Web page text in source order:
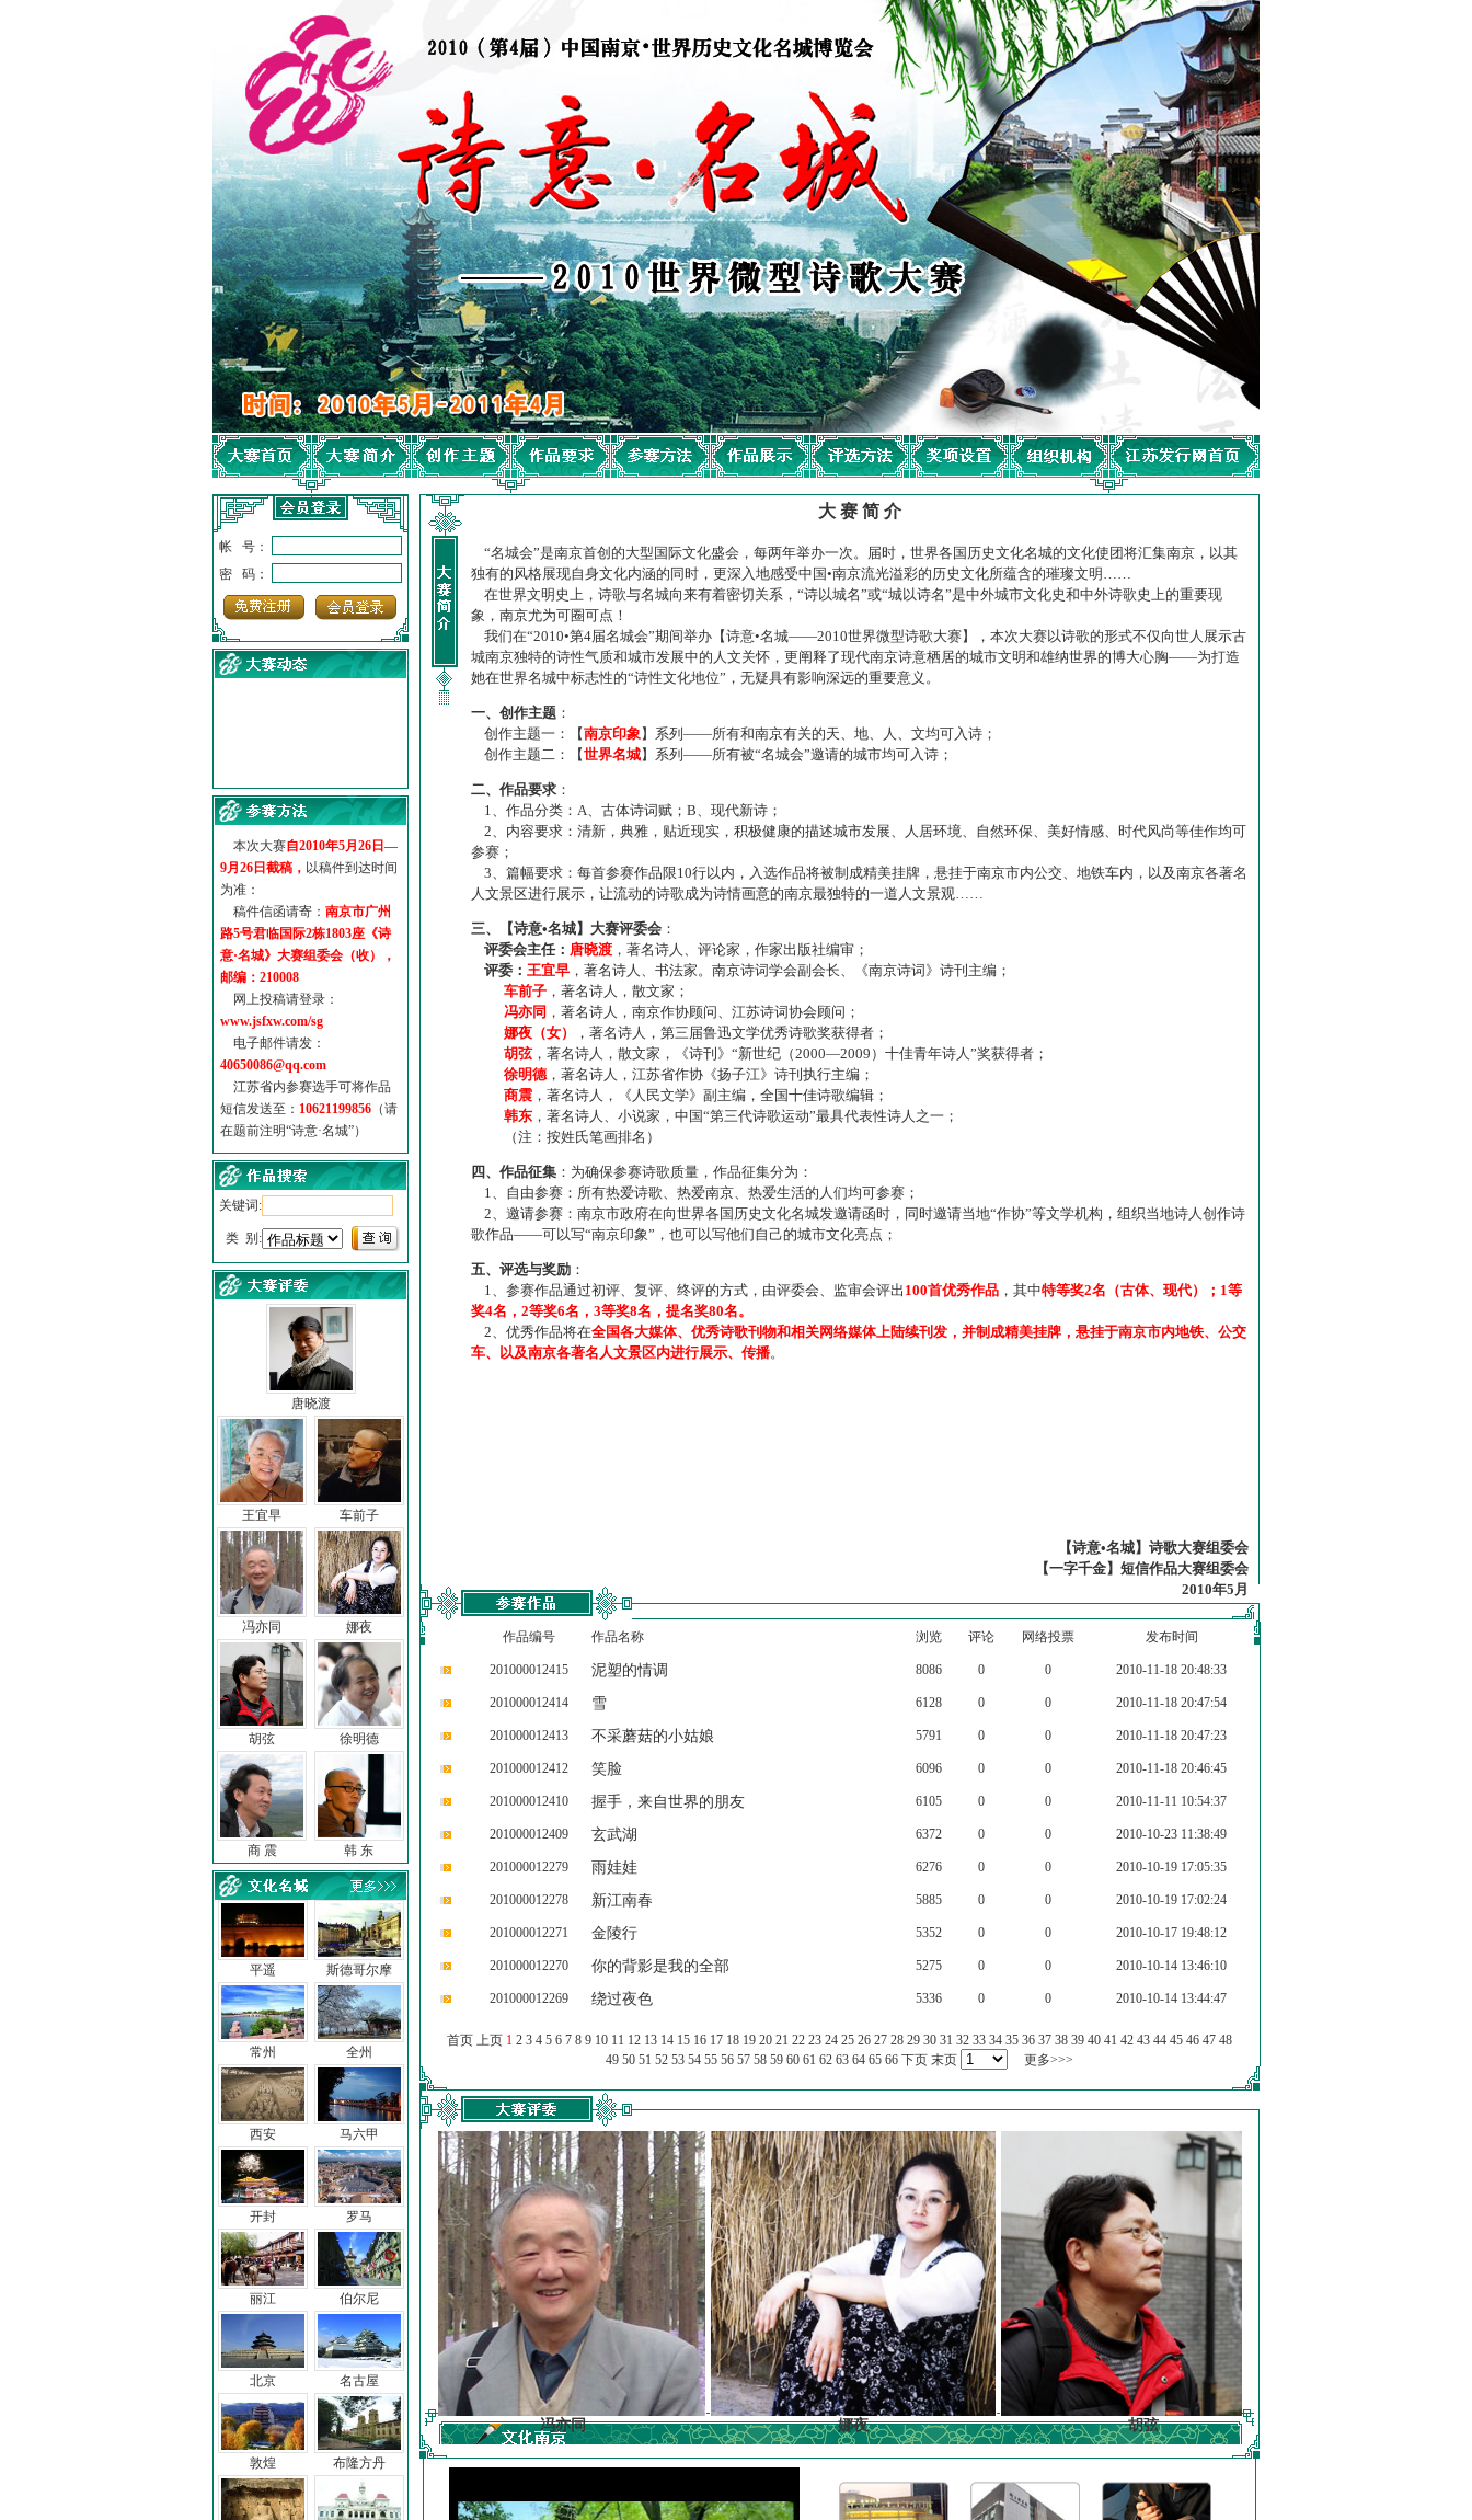
帐 号：
密 码：
诗意名城·地铁时间
·地铁完美呈现【诗意·名城...
参赛作品多达5000多首
“诗意·名城”晒诗会
特别通知--致广大诗词爱好...
本次大赛自2010年5月26日—
9月26日截稿， 以稿件到达时间
为准：
稿件信函请寄： 南京市广州
路5号君临国际2栋1803座《诗
意·名城》大赛组委会（收），
邮编：210008
网上投稿请登录：
www.jsfxw.com/sg
电子邮件请发：
40650086@qq.com
江苏省内参赛选手可将作品
短信发送至： 10621199856 （请
在题前注明“诗意·名城”）
关键词:
类 别:
唐晓渡
王宜早 车前子
冯亦同 娜夜
胡弦 徐明德
商 震 韩 东
平遥
常州
西安
开封
丽江
北京
敦煌
斯德哥尔摩
全州
马六甲
罗马
伯尔尼
名古屋
布隆方丹
大 赛 简 介
“名城会”是南京首创的大型国际文化盛会，每两年举办一次。届时，世界各国历史文化名城的文化使团将汇集南京，以其
独有的风格展现自身文化内涵的同时，更深入地感受中国•南京流光溢彩的历史文化所蕴含的璀璨文明……
在世界文明史上，诗歌与名城向来有着密切关系，“诗以城名”或“城以诗名”是中外城市文化史和中外诗歌史上的重要现
象，南京尤为可圈可点！
我们在“2010•第4届名城会”期间举办【诗意•名城——2010世界微型诗歌大赛】，本次大赛以诗歌的形式不仅向世人展示古
城南京独特的诗性气质和城市发展中的人文关怀，更阐释了现代南京诗意栖居的城市文明和雄纳世界的博大心胸——为打造
她在世界名城中标志性的“诗性文化地位”，无疑具有影响深远的重要意义。
一、创作主题 ：
创作主题一：【南京印象】系列——所有和南京有关的天、地、人、文均可入诗；
创作主题二：【世界名城】系列——所有被“名城会”邀请的城市均可入诗；
二、作品要求 ：
1、作品分类：A、古体诗词赋；B、现代新诗；
2、内容要求：清新，典雅，贴近现实，积极健康的描述城市发展、人居环境、自然环保、美好情感、时代风尚等佳作均可
参赛；
3、篇幅要求：每首参赛作品限10行以内，入选作品将被制成精美挂牌，悬挂于南京市内公交、地铁车内，以及南京各著名
人文景区进行展示，让流动的诗歌成为诗情画意的南京最独特的一道人文景观……
三、【诗意•名城】大赛评委会 ：
评委会主任： 唐晓渡 ，著名诗人、评论家，作家出版社编审；
评委： 王宜早 ，著名诗人、书法家。南京诗词学会副会长、《南京诗词》诗刊主编；
车前子 ，著名诗人，散文家；
冯亦同 ，著名诗人，南京作协顾问、江苏诗词协会顾问；
娜夜（女）
，著名诗人，第三届鲁迅文学优秀诗歌奖获得者；
胡弦，著名诗人，散文家，《诗刊》“新世纪（2000—2009）十佳青年诗人”奖获得者；
徐明德，著名诗人，江苏省作协《扬子江》诗刊执行主编；
商震 ，著名诗人，《人民文学》副主编，全国十佳诗歌编辑；
韩东 ，著名诗人、小说家，中国“第三代诗歌运动”最具代表性诗人之一；
（注：按姓氏笔画排名）
四、作品征集 ：为确保参赛诗歌质量，作品征集分为：
1、自由参赛：所有热爱诗歌、热爱南京、热爱生活的人们均可参赛；
2、邀请参赛：南京市政府在向世界各国历史文化名城发邀请函时，同时邀请当地“作协”等文学机构，组织当地诗人创作诗
歌作品——可以写“南京印象”，也可以写他们自己的城市文化亮点；
五、评选与奖励 ：
1、参赛作品通过初评、复评、终评的方式，由评委会、监审会评出 100首优秀作品 ，其中特等奖2名（古体、现代）；1等
奖4名，2等奖6名，3等奖8名，提名奖80名。
2、优秀作品将在全国各大媒体、优秀诗歌刊物和相关网络媒体上陆续刊发，并制成精美挂牌，悬挂于南京市内地铁、公交
车、以及南京各著名人文景区内进行展示、传播。
【诗意•名城】诗歌大赛组委会
【一字千金】短信作品大赛组委会
2010年5月
作品编号 作品名称 浏览 评论 网络投票 发布时间
201000012415 泥塑的情调 8086 0 0 2010-11-18 20:48:33
201000012414 雪 6128 0 0 2010-11-18 20:47:54
201000012413 不采蘑菇的小姑娘 5791 0 0 2010-11-18 20:47:23
201000012412 笑脸 6096 0 0 2010-11-18 20:46:45
201000012410 握手，来自世界的朋友 6105 0 0 2010-11-11 10:54:37
201000012409 玄武湖 6372 0 0 2010-10-23 11:38:49
201000012279 雨娃娃 6276 0 0 2010-10-19 17:05:35
201000012278 新江南春 5885 0 0 2010-10-19 17:02:24
201000012271 金陵行 5352 0 0 2010-10-17 19:48:12
201000012270 你的背影是我的全部 5275 0 0 2010-10-14 13:46:10
201000012269 绕过夜色 5336 0 0 2010-10-14 13:44:47
首页 上页 1 2 3 4 5 6 7 8 9 10 11 12 13 14 15 16 17 18 19 20 21 22 23 24 25 26 27 28 29 30 31 32 33 34 35 36 37 38 39 40 41 42 43 44 45 46 47 48
49 50 51 52 53 54 55 56 57 58 59 60 61 62 63 64 65 66 下页 末页 更多>>>
车前子 冯亦同 娜夜 胡弦